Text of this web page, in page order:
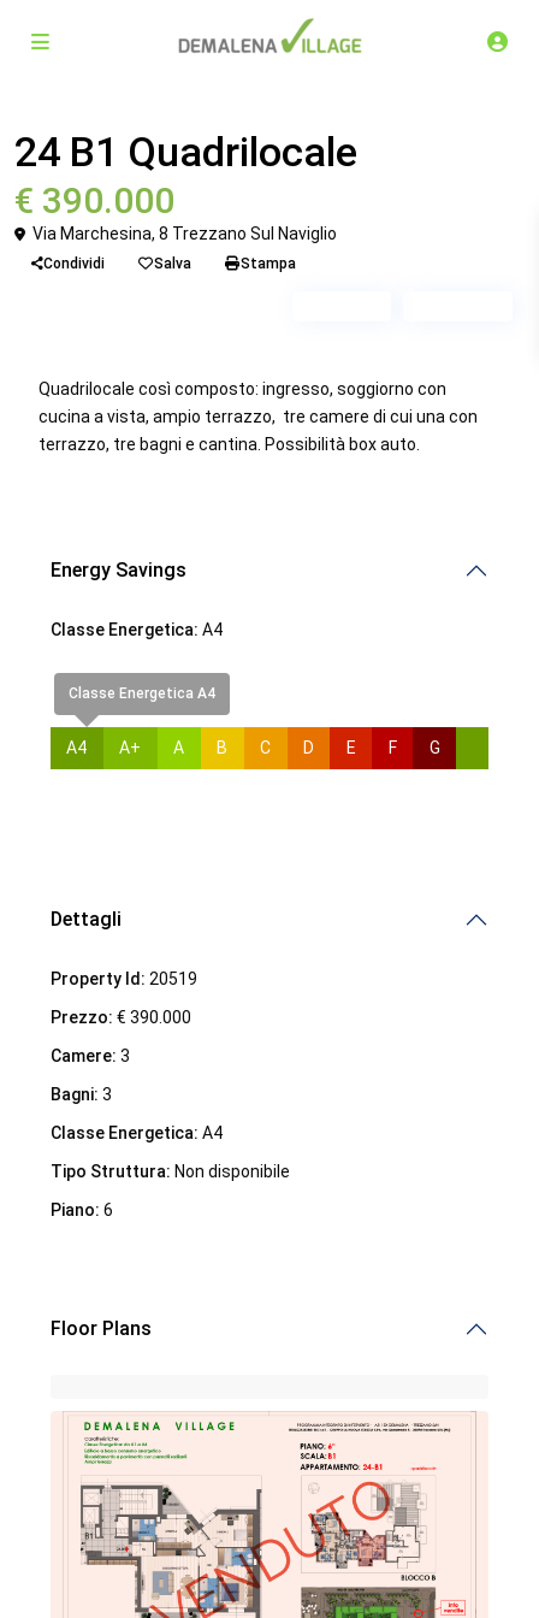
24 B1 Quadrilocale
€ 390.000
Via Marchesina, 8 Trezzano Sul Naviglio
Condividi Salva Stampa
Quadrilocale così composto: ingresso, soggiorno con
cucina a vista, ampio terrazzo, tre camere di cui una con
terrazzo, tre bagni e cantina. Possibilità box auto.
Energy Savings
Classe Energetica: A4
Classe Energetica A4
A4 A+ A B C D E F G
Dettagli
Property Id: 20519
Prezzo: € 390.000
Camere: 3
Bagni: 3
Classe Energetica: A4
Tipo Struttura: Non disponibile
Piano: 6
Floor Plans
0243115458
info@ihomeitalia.it
iHome
Tipologie